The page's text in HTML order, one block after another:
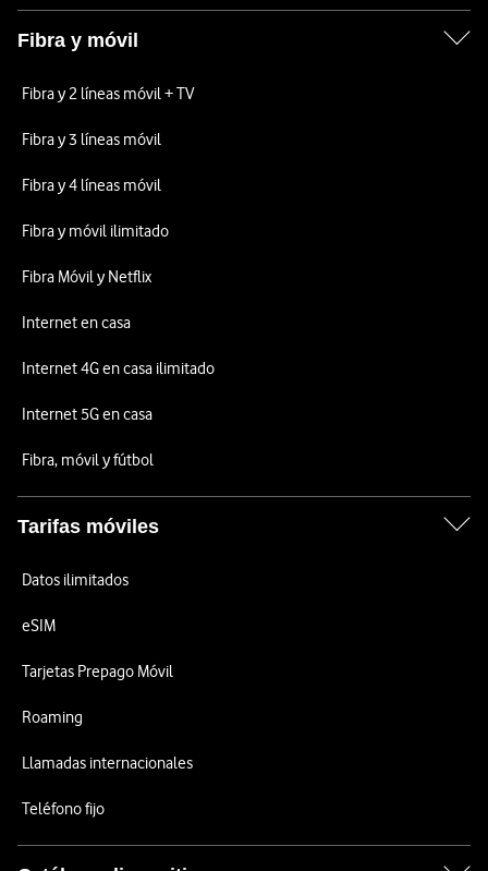
Fibra y móvil
Fibra y 2 líneas móvil + TV
Fibra y 3 líneas móvil
Fibra y 4 líneas móvil
Fibra y móvil ilimitado
Fibra Móvil y Netflix
Internet en casa
Internet 4G en casa ilimitado
Internet 5G en casa
Fibra, móvil y fútbol
Tarifas móviles
Datos ilimitados
eSIM
Tarjetas Prepago Móvil
Roaming
Llamadas internacionales
Teléfono fijo